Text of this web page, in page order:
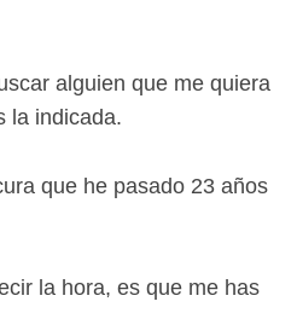
alguien que me quiera
la indicada.
que he pasado 23 años
la hora, es que me has